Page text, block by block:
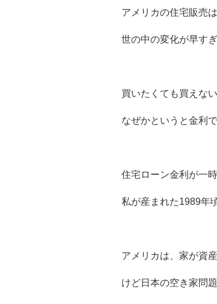
アメリカの住宅販売
世の中の変化が早す
買いたくても買えな
なぜかというと金利で
住宅ローン金利が一
私が産まれた1989年
アメリカは、家が資
けど日本の空き家問